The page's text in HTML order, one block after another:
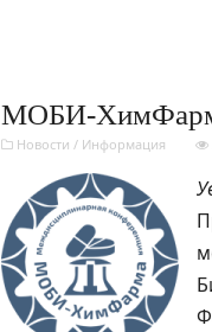
МОБИ-
Новости / Информация